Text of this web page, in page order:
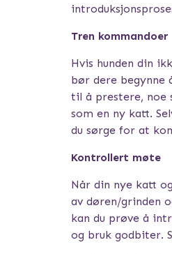
Tren kommandoer
Hvis hunden din
bør dere begynne
til å prestere, noe
som en ny katt.
du sørge for at
Kontrollert møte
Når din nye katt
av døren/grinden
kan du prøve å
og bruk godbiter.